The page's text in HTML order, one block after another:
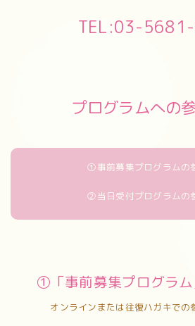
TEL:03-
プログラムへの
①事前募集プログラムの
②当日受付プログラムの
①「事前募集プログラ
オンラインまたは往復ハガキでの